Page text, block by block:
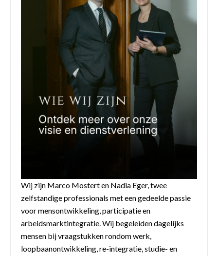
Wij zijn Marco Mostert en Nadia Eger, twee
zelfstandige professionals met een gedeelde passie
voor mensontwikkeling, participatie en
arbeidsmarktintegratie. Wij begeleiden dagelijks
mensen bij vraagstukken rondom werk,
loopbaanontwikkeling, re-integratie, studie- en